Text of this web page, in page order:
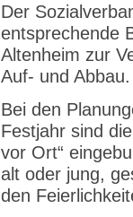
Der
entsprechende
Altenheim zur
Auf- und Abbau.
Bei den
Festjahr sind
vor Ort“
alt oder jung,
den